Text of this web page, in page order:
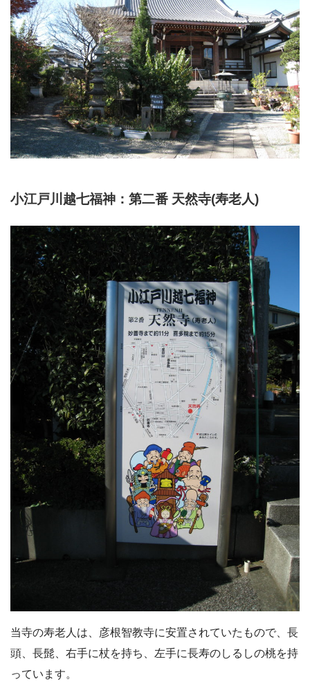
小江戸川越七福神：第二番 天然寺(寿老人)
当寺の寿老人は、彦根智教寺に安置されていたもので、長
頭、長髭、右手に杖を持ち、左手に長寿のしるしの桃を持
っています。